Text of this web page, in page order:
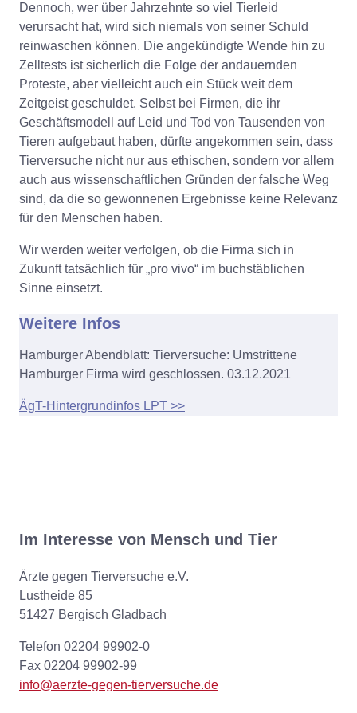
Dennoch, wer über Jahrzehnte so viel Tierleid
verursacht hat, wird sich niemals von seiner Schuld
reinwaschen können. Die angekündigte Wende hin zu
Zelltests ist sicherlich die Folge der andauernden
Proteste, aber vielleicht auch ein Stück weit dem
Zeitgeist geschuldet. Selbst bei Firmen, die ihr
Geschäftsmodell auf Leid und Tod von Tausenden von
Tieren aufgebaut haben, dürfte angekommen sein, dass
Tierversuche nicht nur aus ethischen, sondern vor allem
auch aus wissenschaftlichen Gründen der falsche Weg
sind, da die so gewonnenen Ergebnisse keine Relevanz
für den Menschen haben.
Wir werden weiter verfolgen, ob die Firma sich in
Zukunft tatsächlich für „pro vivo“ im buchstäblichen
Sinne einsetzt.
Weitere Infos
Hamburger Abendblatt: Tierversuche: Umstrittene
Hamburger Firma wird geschlossen. 03.12.2021
ÄgT-Hintergrundinfos LPT >>
Im Interesse von Mensch und Tier
Ärzte gegen Tierversuche e.V.
Lustheide 85
51427 Bergisch Gladbach
Telefon 02204 99902-0
Fax 02204 99902-99
info@aerzte-gegen-tierversuche.de